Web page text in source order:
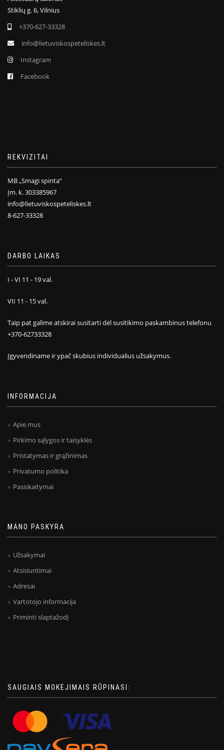
Stiklių g. 6, Vilnius
+370-627-33328
info@lietuviskospeteliskes.lt
Instagram
Facebook
REKVIZITAI
MB „Smagi spinta”
Įm. k. 303385967
info@lietuviskospeteliskes.lt
8-627-33328
DARBO LAIKAS
I - VI 11 - 19 val.
VII 11 - 15 val.
Taip pat galime atskirai susitarti dėl susitikimo paskambinus telefonu
+370-62733328
Įgyvendiname ir ypač skubius individualius užsakymus.
INFORMACIJA
Apie mus
Pirkimo sąlygos ir taisyklės
Pristatymas ir grąžinimas
Privatumo politika
Pasiskaitymai
MANO PASKYRA
Užsakymai
Atsisiuntimai
Adresai
Vartotojo informacija
Priminti slaptažodį
SAUGIAIS MOKĖJIMAIS RŪPINASI: